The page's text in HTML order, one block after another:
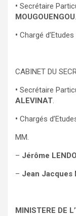
• Secrétaire
MOUGOUENGOU.
• Chargé d’Etudes
CABINET DU
• Secrétaire
ALEVINAT.
• Chargés
MM.
– Jérôme
– Jean Jacques
MINISTERE DE